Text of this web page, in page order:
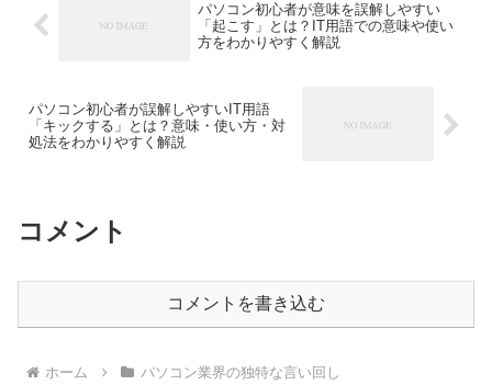
パソコン初心者が意味を誤解しやすい
「起こす」とは？IT用語での意味や使い
方をわかりやすく解説
パソコン初心者が誤解しやすいIT用語
「キックする」とは？意味・使い方・対
処法をわかりやすく解説
コメント
コメントを書き込む
ホーム パソコン業界の独特な言い回し